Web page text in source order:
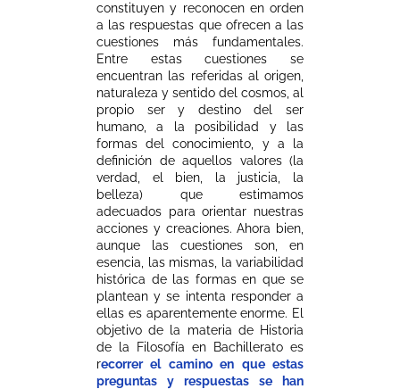
constituyen y reconocen en orden
a las respuestas que ofrecen a las
cuestiones más fundamentales.
Entre estas cuestiones se
encuentran las referidas al origen,
naturaleza y sentido del cosmos, al
propio ser y destino del ser
humano, a la posibilidad y las
formas del conocimiento, y a la
definición de aquellos valores (la
verdad, el bien, la justicia, la
belleza) que estimamos
adecuados para orientar nuestras
acciones y creaciones. Ahora bien,
aunque las cuestiones son, en
esencia, las mismas, la variabilidad
histórica de las formas en que se
plantean y se intenta responder a
ellas es aparentemente enorme. El
objetivo de la materia de Historia
de la Filosofía en Bachillerato es
recorrer el camino en que estas
preguntas y respuestas se han